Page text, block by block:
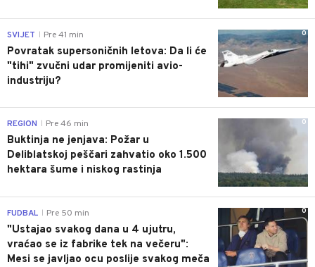
0
SVIJET Pre 41 min
Povratak supersoničnih letova: Da li će
"tihi" zvučni udar promijeniti avio-
industriju?
0
REGION Pre 46 min
Buktinja ne jenjava: Požar u
Deliblatskoj peščari zahvatio oko 1.500
hektara šume i niskog rastinja
0
FUDBAL Pre 50 min
"Ustajao svakog dana u 4 ujutru,
vraćao se iz fabrike tek na večeru":
Mesi se javljao ocu poslije svakog meča